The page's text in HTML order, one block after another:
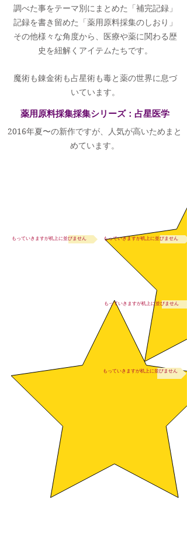
調べた事をテーマ別にまとめた「補完記録」
記録を書き留めた「薬用原料採集のしおり」
その他様々な角度から、医療や薬に関わる歴
史を紐解くアイテムたちです。
魔術も錬金術も占星術も毒と薬の世界に息づ
いています。
​薬用原料採集採集シリーズ：占星医学
2016年夏〜の新作ですが、人気が高いためまと
めています。
もっていきますが机上に並びません
もっていきますが机上に並びません
もっていきますが机上に並びません
もっていきますが机上に並びません